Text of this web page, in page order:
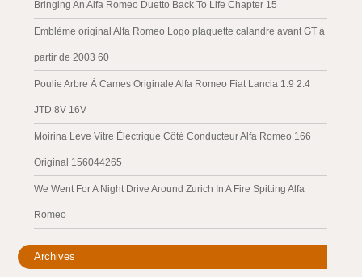
Bringing An Alfa Romeo Duetto Back To Life Chapter 15
Emblème original Alfa Romeo Logo plaquette calandre avant GT à
partir de 2003 60
Poulie Arbre À Cames Originale Alfa Romeo Fiat Lancia 1.9 2.4
JTD 8V 16V
Moirina Leve Vitre Électrique Côté Conducteur Alfa Romeo 166
Original 156044265
We Went For A Night Drive Around Zurich In A Fire Spitting Alfa
Romeo
Archives